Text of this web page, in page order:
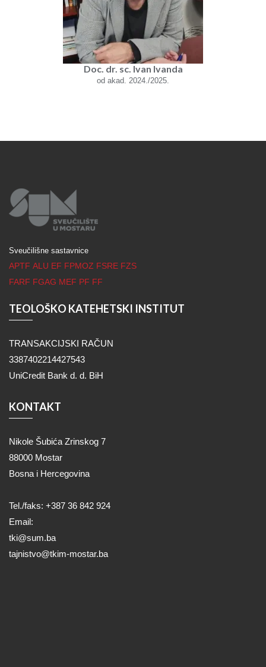
Doc. dr. sc. Ivan Ivanda
od akad. 2024./2025.
Sveučilišne sastavnice
APTF ALU EF FPMOZ FSRE FZS
FARF FGAG MEF PF FF
TEOLOŠKO KATEHETSKI INSTITUT
TRANSAKCIJSKI RAČUN
3387402214427543
UniCredit Bank d. d. BiH
KONTAKT
Nikole Šubića Zrinskog 7
88000 Mostar
Bosna i Hercegovina
Tel./faks: +387 36 842 924
Email:
tki@sum.ba
tajnistvo@tkim-mostar.ba